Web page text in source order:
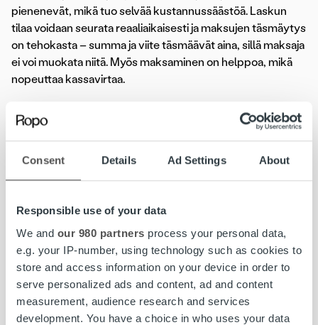
Consent Details Ad Settings About
Responsible use of your data
We and our 980 partners process your personal data,
e.g. your IP-number, using technology such as cookies to
store and access information on your device in order to
serve personalized ads and content, ad and content
measurement, audience research and services
development. You have a choice in who uses your data
pienenevät, mikä tuo selvää kustannussäästöä. Laskun
tilaa voidaan seurata reaaliaikaisesti ja maksujen täsmäytys
on tehokasta – summa ja viite täsmäävät aina, sillä maksaja
ei voi muokata niitä. Myös maksaminen on helppoa, mikä
nopeuttaa kassavirtaa.
Laskujen välitys laskun elinkaaripalveluamme.
Elinkaaripalveluun sisältyy laskujen välityksen
reaaliaikainen
raportointija
maksamiseen liittyvä
asiakaspalvelu.
Lue lisää:
Pihlajalinna yhteistyöhön MobilePayn kanssa − voit maksaa
lääkärikäynnin laskun helposti mobiilimaksulla
laskujen välitys laskun elinkaaripalvelu
mobilepay